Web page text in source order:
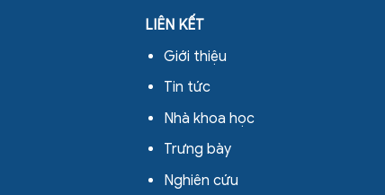
LIÊN KẾT
Giới thiệu
Tin tức
Nhà khoa học
Trưng bày
Nghiên cứu